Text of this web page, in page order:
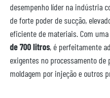
desempenho líder na indústria
de forte poder de sucção,
eficiente de materiais. Com
de 700 litros, é perfeitamente
exigentes no processamento
moldagem por injeção e outros